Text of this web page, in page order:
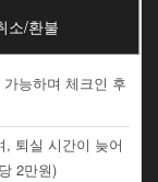
소/환불
능하며 체크인 후
, 퇴실 시간이 늦어
2만원)